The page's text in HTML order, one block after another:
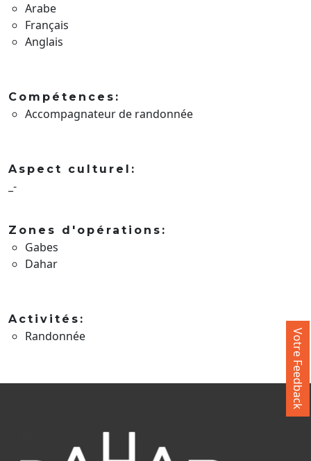
Votre Feedback
Arabe
Français
Anglais
Compétences:
Accompagnateur de randonnée
Aspect culturel:
_-
Zones d'opérations:
Gabes
Dahar
Activités:
Randonnée